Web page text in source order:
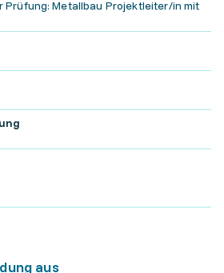
Prüfung: Metallbau Projektleiter/in mit
aus